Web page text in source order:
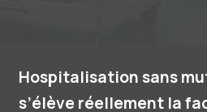
Hospitalisation sans
s’élève réellement la